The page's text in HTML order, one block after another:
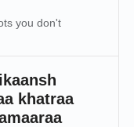
you don't
khatraa